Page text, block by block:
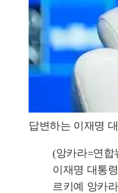
답변하는 이재명
(앙카라=연합
이재명 대통
르키예 앙카